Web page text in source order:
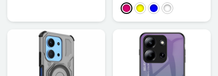
Magenta
Amarillo
AzulNoir Fibre de